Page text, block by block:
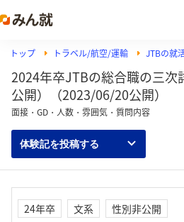
トップ トラベル/航空/運輸 JTBの就
2024年卒JTBの総合職の三
公開）（2023/06/20公開）
面接・GD・人数・雰囲気・質問内容
体験記を投稿する
24年卒 文系
性別非公開